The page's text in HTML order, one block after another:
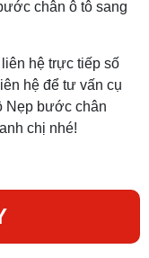
chân ô tô sang
hệ trực tiếp số
hệ để tư vấn cụ
Nẹp bước chân
chị nhé!